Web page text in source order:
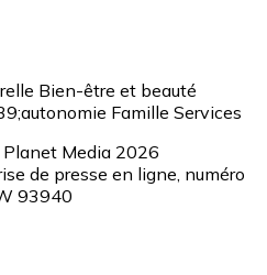
Bien-être et beauté
Famille Services
Media 2026
de presse en ligne, numéro
93940